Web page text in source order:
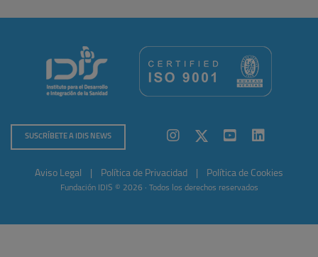
SUSCRÍBETE A IDIS NEWS
Aviso Legal Política de Privacidad Política de Cookies
Fundación IDIS © 2026 · Todos los derechos reservados